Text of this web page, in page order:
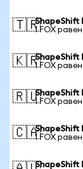
🇹🇷ShapeShift
1 FOX
🇰🇷ShapeShift
1 FOX
🇷🇺ShapeShift
1 FOX
🇨🇦ShapeShift
1 FOX
ShapeShift